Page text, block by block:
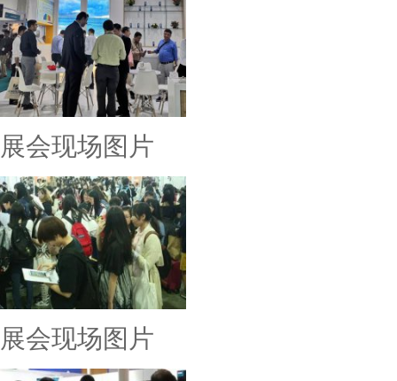
展会现场图片
展会现场图片